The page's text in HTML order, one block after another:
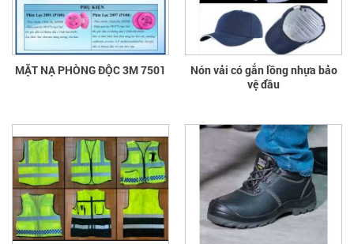
MẶT NẠ PHÒNG ĐỘC 3M 7501
Nón vải có gắn lồng nhựa bảo
vệ đầu